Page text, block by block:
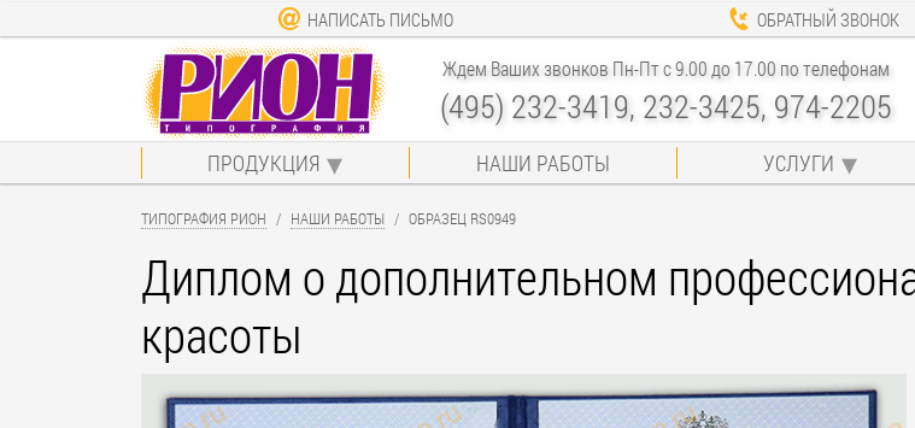
НАПИСАТЬ ПИСЬМО ОБРАТНЫЙ ЗВОНОК
Ждем Ваших звонков Пн-Пт с 9.00 до 17.00 по телефонам
(495) 232-3419, 232-3425, 974-2205
ПРОДУКЦИЯ НАШИ РАБОТЫ УСЛУГИ
ТИПОГРАФИЯ РИОН НАШИ РАБОТЫ ОБРАЗЕЦ RS0949
Диплом о дополнительном
красоты